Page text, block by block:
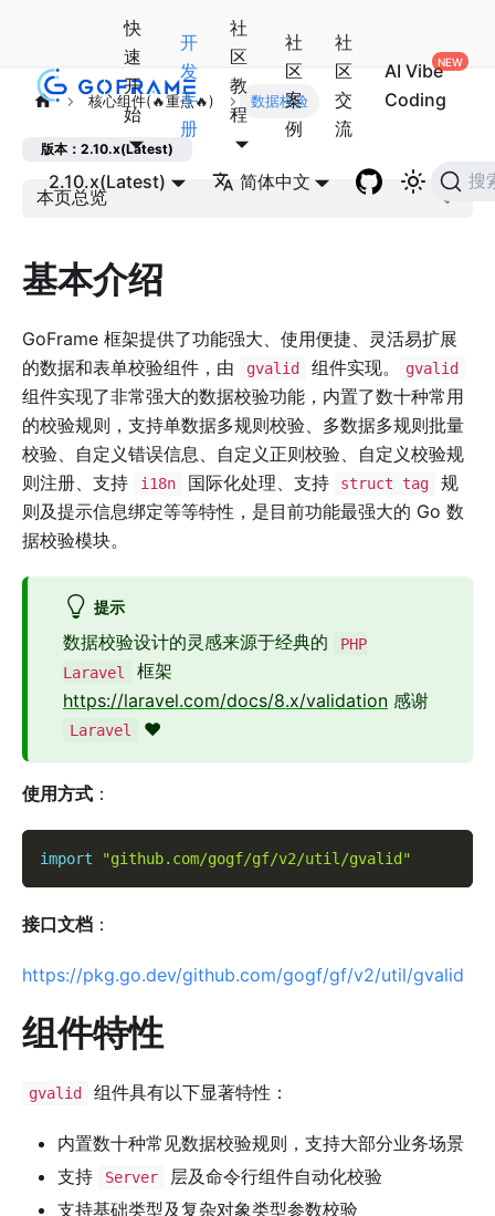
快
速
开
始
开
发
手
册
社
区
教
程
社
区
案
例
社
区
交
流
AI Vibe
Coding
2.10.x(Latest) 简体中文 搜
核心组件(🔥重点🔥) 数据校验
版本：2.10.x(Latest)
本页总览
基本介绍
GoFrame 框架提供了功能强大、使用便捷、灵活易扩展
的数据和表单校验组件，由
gvalid 组件实现。 gvalid
组件实现了非常强大的数据校验功能，内置了数十种常用
的校验规则，支持单数据多规则校验、多数据多规则批量
校验、自定义错误信息、自定义正则校验、自定义校验规
则注册、支持
i18n 国际化处理、支持 struct tag
规
则及提示信息绑定等等特性，是目前功能最强大的 Go 数
据校验模块。
提示
数据校验设计的灵感来源于经典的
PHP
Laravel
框架
https://laravel.com/docs/8.x/validation 感谢
Laravel ❤️
使用方式 ：
import "github.com/gogf/gf/v2/util/gvalid"
接口文档 ：
https://pkg.go.dev/github.com/gogf/gf/v2/util/gvalid
组件特性
gvalid 组件具有以下显著特性：
内置数十种常见数据校验规则，支持大部分业务场景
支持
Server
层及命令行组件自动化校验
支持基础类型及复杂对象类型参数校验